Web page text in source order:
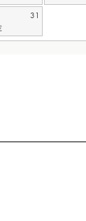
31